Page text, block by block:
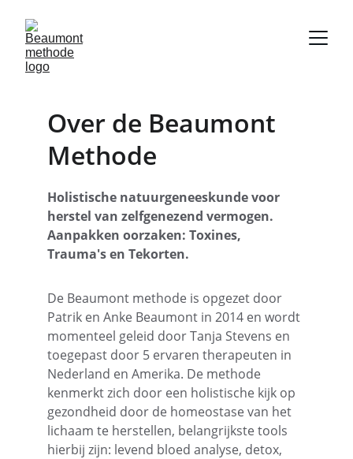
Over de Beaumont
Methode
Holistische natuurgeneeskunde voor
herstel van zelfgenezend vermogen.
Aanpakken oorzaken: Toxines,
Trauma's en Tekorten.
De Beaumont methode is opgezet door
Patrik en Anke Beaumont in 2014 en wordt
momenteel geleid door Tanja Stevens en
toegepast door 5 ervaren therapeuten in
Nederland en Amerika. De methode
kenmerkt zich door een holistische kijk op
gezondheid door de homeostase van het
lichaam te herstellen, belangrijkste tools
hierbij zijn: levend bloed analyse, detox,